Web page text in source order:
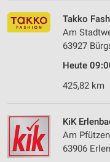
Takko
Am
63927
Heute
425,82 km
KiK
Am
63906